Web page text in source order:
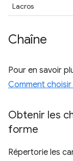
Lacros
Chaîne
Pour en savoir
Comment choisir
Obtenir les
forme
Répertorie les